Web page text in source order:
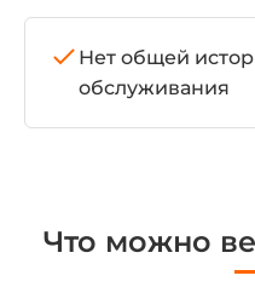
Нет общей
обслуживания
Что можно